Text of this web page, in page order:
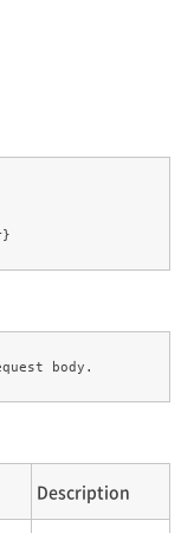
Description